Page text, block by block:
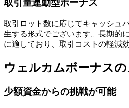
取引量連動型ボーナス
取引ロット数に応じてキャッシュ
生する形式でございます。長期的
に適しており、取引コストの軽減
ウェルカムボーナスの
少額資金からの挑戦が可能